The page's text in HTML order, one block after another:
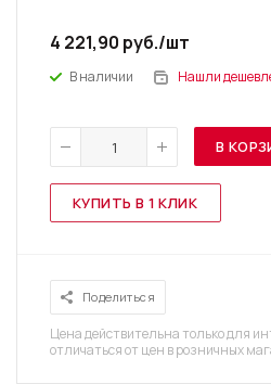
4 221,90 руб./шт
В наличии Нашли
В
КУПИТЬ В 1 КЛИК
Поделиться
Цена действительна только для
отличаться от цен в розничных